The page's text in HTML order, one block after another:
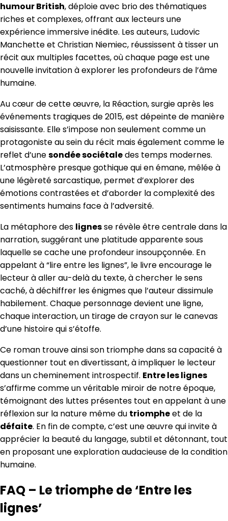
humour British, déploie avec brio des thématiques
riches et complexes, offrant aux lecteurs une
expérience immersive inédite. Les auteurs, Ludovic
Manchette et Christian Niemiec, réussissent à tisser un
récit aux multiples facettes, où chaque page est une
nouvelle invitation à explorer les profondeurs de l’âme
humaine.
Au cœur de cette œuvre, la Réaction, surgie après les
événements tragiques de 2015, est dépeinte de manière
saisissante. Elle s’impose non seulement comme un
protagoniste au sein du récit mais également comme le
reflet d’unesondée sociétaledes temps modernes.
L’atmosphère presque gothique qui en émane, mêlée à
une légèreté sarcastique, permet d’explorer des
émotions contrastées et d’aborder la complexité des
sentiments humains face à l’adversité.
La métaphore des lignesse révèle être centrale dans la
narration, suggérant une platitude apparente sous
laquelle se cache une profondeur insoupçonnée. En
appelant à “lire entre les lignes”, le livre encourage le
lecteur à aller au-delà du texte, à chercher le sens
caché, à déchiffrer les énigmes que l’auteur dissimule
habilement. Chaque personnage devient une ligne,
chaque interaction, un tirage de crayon sur le canevas
d’une histoire qui s’étoffe.
Ce roman trouve ainsi son triomphe dans sa capacité à
questionner tout en divertissant, à impliquer le lecteur
dans un cheminement introspectif. Entre les lignes
s’affirme comme un véritable miroir de notre époque,
témoignant des luttes présentes tout en appelant à une
réflexion sur la nature même du triompheet de la
défaite. En fin de compte, c’est une œuvre qui invite à
apprécier la beauté du langage, subtil et détonnant, tout
en proposant une exploration audacieuse de la condition
humaine.
FAQ – Le triomphe de ‘Entre les
lignes’